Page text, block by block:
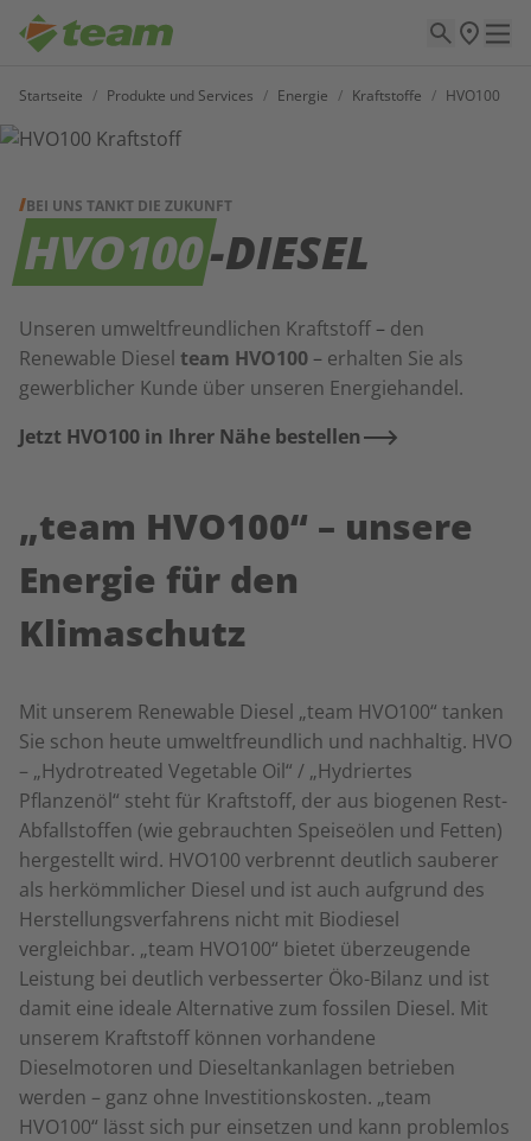
Startseite / Produkte und Services / Energie / Kraftstoffe / HVO100
BEI UNS TANKT DIE ZUKUNFT
HVO100-DIESEL
Unseren umweltfreundlichen Kraftstoff– den
Renewable Diesel team HVO100– erhalten Sie als
gewerblicher Kunde über unseren Energiehandel.
Jetzt HVO100 in Ihrer Nähe bestellen
„team HVO100“ – unsere
Energie für den
Klimaschutz
Mit unserem Renewable Diesel „team HVO100“ tanken
Sie schon heute umweltfreundlich und nachhaltig. HVO
– „Hydrotreated Vegetable Oil“ / „Hydriertes
Pflanzenöl“ steht für Kraftstoff, der aus biogenen Rest-
Abfallstoffen (wie gebrauchten Speiseölen und Fetten)
hergestellt wird. HVO100 verbrennt deutlich sauberer
als herkömmlicher Diesel und ist auch aufgrund des
Herstellungsverfahrens nicht mit Biodiesel
vergleichbar. „team HVO100“ bietet überzeugende
Leistung bei deutlich verbesserter Öko-Bilanz und ist
damit eine ideale Alternative zum fossilen Diesel. Mit
unserem Kraftstoff können vorhandene
Dieselmotoren und Dieseltankanlagen betrieben
werden – ganz ohne Investitionskosten. „team
HVO100“ lässt sich pur einsetzen und kann problemlos